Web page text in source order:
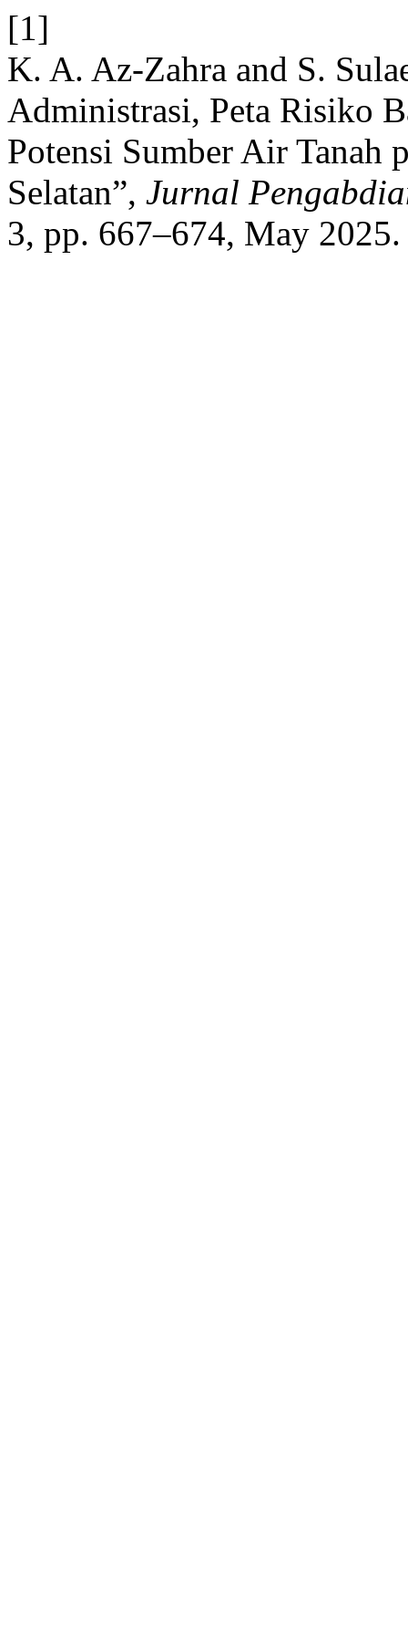
[1]
K. A. Az-Zahra and S.
Administrasi, Peta Risiko
Potensi Sumber Air Tanah
Selatan”, Jurnal
3, pp. 667–674, May 2025.